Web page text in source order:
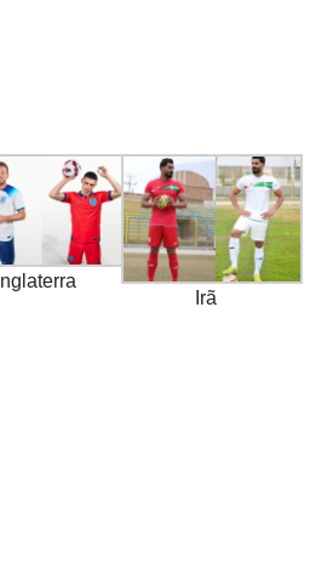
Inglaterra
Irã